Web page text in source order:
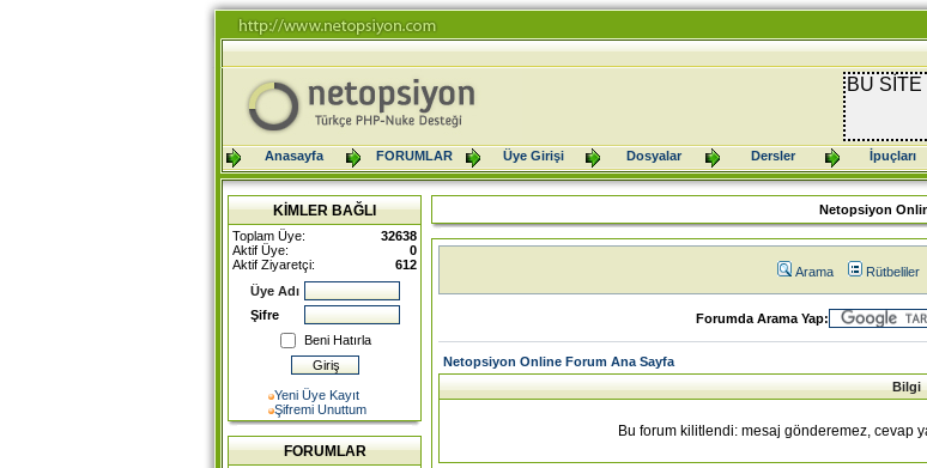
BU
Anasayfa FORUMLAR Üye Girişi Dosyalar Dersler İpuçları
KİMLER BAĞLI
Toplam Üye:
32638
Aktif Üye:
0
Aktif Ziyaretçi:
612
Üye Adı
Şifre
Beni Hatırla
Yeni Üye Kayıt
Şifremi Unuttum
FORUMLAR
Netopsiyon
Arama Rütbeliler
Forumda Arama Yap:
Netopsiyon Online Forum Ana Sayfa
Bilgi
Bu forum kilitlendi: mesaj gönderemez, cevap